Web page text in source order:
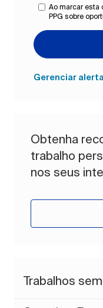
Ao marcar esta
PPG sobre
Gerenciar
Obtenha
trabalho
nos seus
Trabalhos